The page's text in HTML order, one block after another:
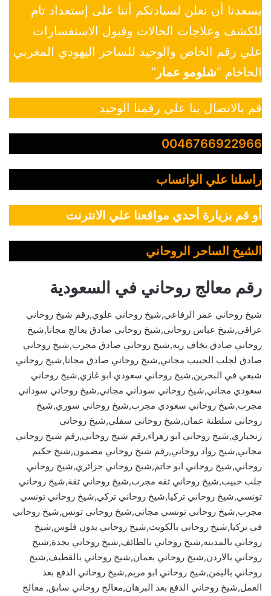
يسعدنا أن نعلن لسيادتكم أننا على إستعداد تام
للكشف وعلاجات الحالات وقبول الاستفسارات
علي رقم الخاص والوحيد للساحر اليهودي المغربي
الحاخام “شلومو عمار ”
قم بالاتصال بنا علي رقمنا الوحيد
0046766922966
راسلنا علي الواتساب
أو قم بزيارة أحدي مواقعنا علي الانترنت
الشيخ الساحر الروحاني
رقم معالج روحاني في السعودية
شيخ روحاني عمر الرفاعي,شيخ روحاني علوي,رقم شيخ روحاني
عراقي,شيخ عباس روحاني,شيخ روحاني صادق يعالج مجانا,شيخ
روحاني صادق يخاف ربه,شيخ روحاني صادق مجرب,شيخ روحاني
صادق لجلب الحبيب مجاني,شيخ روحاني صادق مجانا,شيخ روحاني
شيعي في البحرين,شيخ روحاني سعودي ابو غازي,شيخ روحاني
سعودي مجاني,شيخ روحاني سوداني مجاني,شيخ روحاني سوداني
مجرب,شيخ روحاني سعودي مجرب,شيخ روحاني سوري,شيخ
روحاني سلطنة عمان,شيخ روحاني سفلي,شيخ روحاني
زنجباري,شيخ روحاني ابو زهراء,رقم شيخ روحاني,رقم شيخ روحاني
مجاني,شيخ رواد روحاني,رقم شيخ روحاني مضمون,شيخ حكيم
روحاني,شيخ روحاني ابو حاتم,شيخ روحاني جزائري,شيخ روحاني
جلب حبيب,شيخ روحاني ثقه مجرب,شيخ روحاني ثقة,شيخ روحاني
تونسي,شيخ روحاني تركيا,شيخ روحاني تركي,شيخ روحاني تونسي
مجرب,شيخ روحاني تونسي مجاني,شيخ روحاني تونس,شيخ روحاني
في تركيا,شيخ روحاني بالكويت,شيخ روحاني بدون فلوس,شيخ
روحاني بالمدينه,شيخ روحاني بالطائف,شيخ روحاني بجدة,شيخ
روحاني بالاردن,شيخ روحاني بعمان,شيخ روحاني بالقطيف,شيخ
روحاني باليمن,شيخ روحاني ابو مريم,شيخ روحاني الدفع بعد
العمل,شيخ روحاني الدفع بعد البرهان,معالج روحاني سابق, معالج